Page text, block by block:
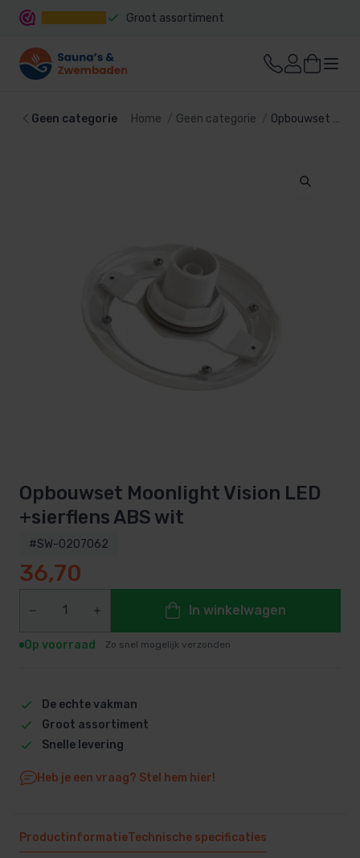
Groot assortiment
Geen categorie Home Geen categorie Opbouwset Moonlight Vision LED +sierflens ABS wit
Opbouwset Moonlight Vision LED
+sierflens ABS wit
#SW-0207062
36,70
In winkelwagen
Op voorraad Zo snel mogelijk verzonden
De echte vakman
Groot assortiment
Snelle levering
Heb je een vraag? Stel hem hier!
ProductinformatieTechnische specificaties